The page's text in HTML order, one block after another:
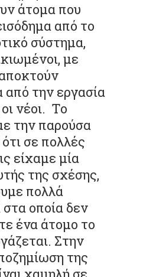
άτομα που
από το
σύστημα,
με
από την εργασία
νέοι. Το
την παρούσα
ότι σε πολλές
είχαμε μία
της σχέσης,
πολλά
στα οποία δεν
ένα άτομο το
Στην
της